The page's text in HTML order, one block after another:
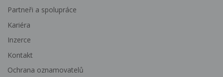
Partneři a spolupráce
Kariéra
Inzerce
Kontakt
Ochrana oznamovatelů